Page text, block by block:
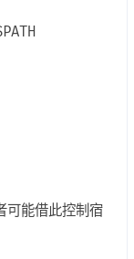
可能借此控制宿